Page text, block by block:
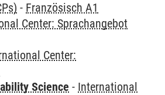
- Französisch A1
Center: Sprachangebot
Center:
Science - International